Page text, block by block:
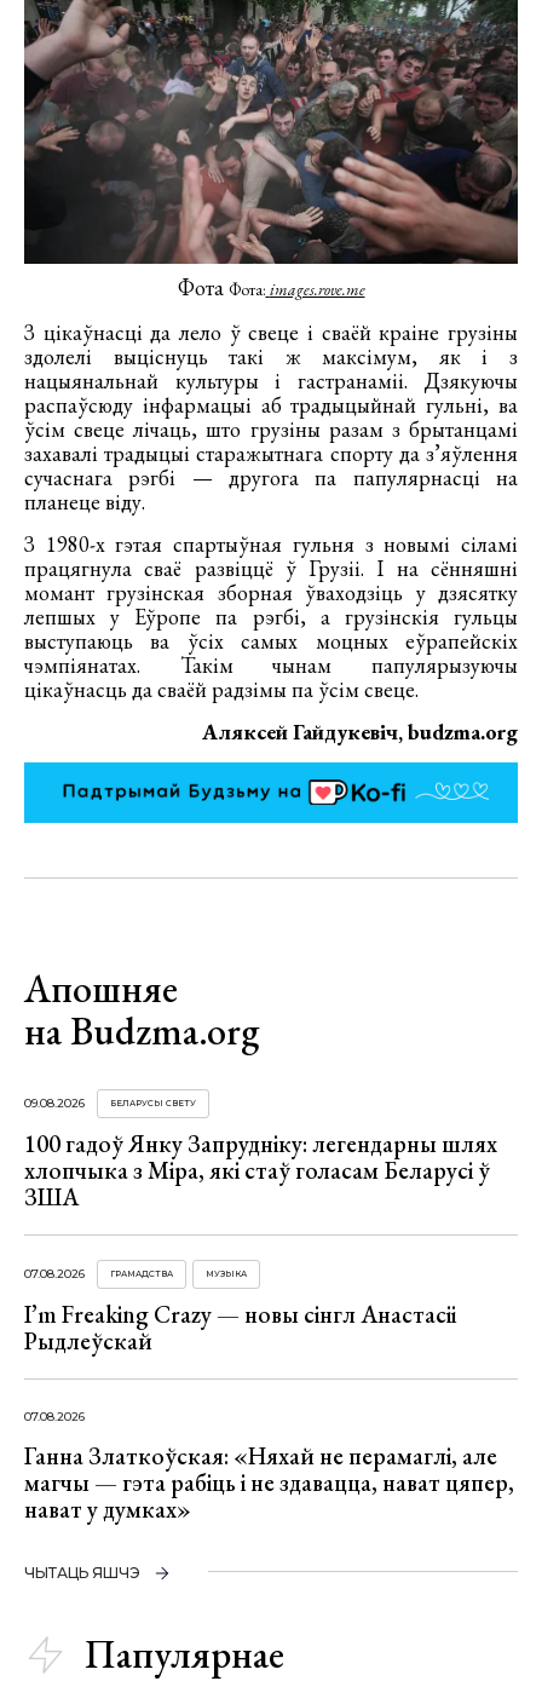
Фота Фота: images.rove.me
З цікаўнасці да лело ў свеце і сваёй краіне грузіны
здолелі выціснуць такі ж максімум, як і з
нацыянальнай культуры і гастранаміі. Дзякуючы
распаўсюду інфармацыі аб традыцыйнай гульні, ва
ўсім свеце лічаць, што грузіны разам з брытанцамі
захавалі традыцыі старажытнага спорту да з’яўлення
сучаснага рэгбі — другога па папулярнасці на
планеце віду.
З 1980-х гэтая спартыўная гульня з новымі сіламі
працягнула сваё развіццё ў Грузіі. І на сённяшні
момант грузінская зборная ўваходзіць у дзясятку
лепшых у Еўропе па рэгбі, а грузінскія гульцы
выступаюць ва ўсіх самых моцных еўрапейскіх
чэмпіянатах. Такім чынам папулярызуючы
цікаўнасць да сваёй радзімы па ўсім свеце.
Аляксей Гайдукевіч, budzma.org
Апошняе
на Budzma.org
09.08.2026 БЕЛАРУСЫ СВЕТУ
100 гадоў Янку Запрудніку: легендарны шлях
хлопчыка з Міра, які стаў голасам Беларусі ў
ЗША
07.08.2026 ГРАМАДСТВА МУЗЫКА
I’m Freaking Crazy — новы сінгл Анастасіі
Рыдлеўскай
07.08.2026
Ганна Златкоўская: «Няхай не перамаглі, але
магчы — гэта рабіць і не здавацца, нават цяпер,
нават у думках»
ЧЫТАЦЬ ЯШЧЭ
Папулярнае